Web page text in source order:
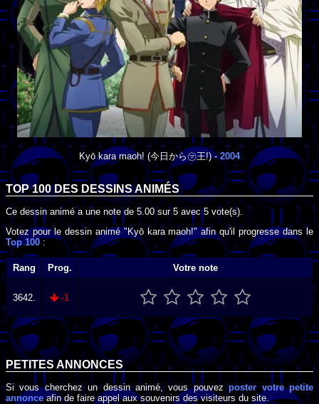
Kyō kara maoh! (今日から㋮王!) -2004
TOP 100 DES DESSINS ANIMÉS
Ce dessin animé a une note de 5.00sur5 avec5 vote(s).
Votez pour le dessin animé "Kyō kara maoh!" afin qu'il progresse dans le
Top 100:
Rang Prog. Votre note
3642. -1
PETITES ANNONCES
Si vous cherchez un dessin animé, vous pouvezposter votre petite
annonceafin de faire appel aux souvenirs des visiteurs du site.